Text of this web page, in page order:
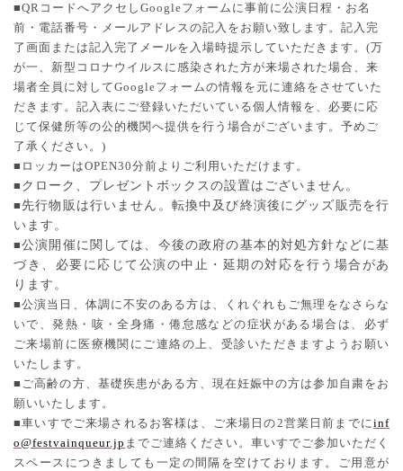
■QR コードへアクセし Googleフォームに事前に公演日程・お名
前・電話番号・メールアドレスの記入をお願い致します。記入完
了画面または記入完了メールを入場時提示していただきます。 (万
が⼀、新型コロナウイルスに感染された⽅が来場された場合、来
場者全員に対してGoogleフォームの情報を元に連絡をさせていた
だきます。記入表にご登録いただいている個人情報を、必要に応
じて保健所等の公的機関へ提供を行う場合がございます。予めご
了承ください。 )
■ロッカーはOPEN30分前よりご利用いただけます。
■ クローク、プレゼントボックスの設置はございません。
■ 先行物販は行いません。転換中及び終演後にグッズ販売を行
います。
■公演開催に関しては、今後の政府の基本的対処方針などに基
づき、必要に応じて公演の中止・延期の対応を行う場合があ
ります。
■公演当日、体調に不安のある方は、くれぐれもご無理をなさらな
いで、発熱・咳・全身痛・倦怠感などの症状がある場合は、必ず
ご来場前に医療機関にご連絡の上、受診いただきますようお願い
いたします。
■ご高齢の方、基礎疾患がある方、現在妊娠中の方は参加自粛をお
願いいたします。
■車いすでご来場されるお客様は、ご来場日の2営業日前までにinf
o@festvainqueur.jp までご連絡ください。車いすでご参加いただく
スペースにつきましても一定の間隔を空けております。ご用意が